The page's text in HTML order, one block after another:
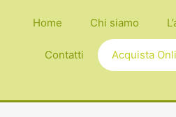
Home Chi siamo
Contatti Acquista